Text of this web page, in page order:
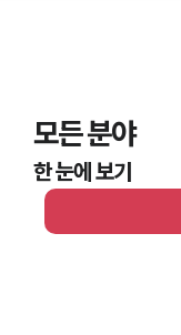
모든 분야
한 눈에 보기